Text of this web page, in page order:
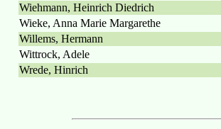
Wiehmann, Heinrich Diedrich
Wieke, Anna Marie Margarethe
Willems, Hermann
Wittrock, Adele
Wrede, Hinrich